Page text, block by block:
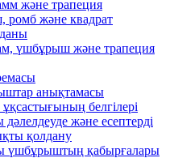
және трапеция
ромб және квадрат
үшбұрыш және трапеция
анықтамасы
белгілері
және есептерді
қолдану
үшбұрыштың қабырғалары